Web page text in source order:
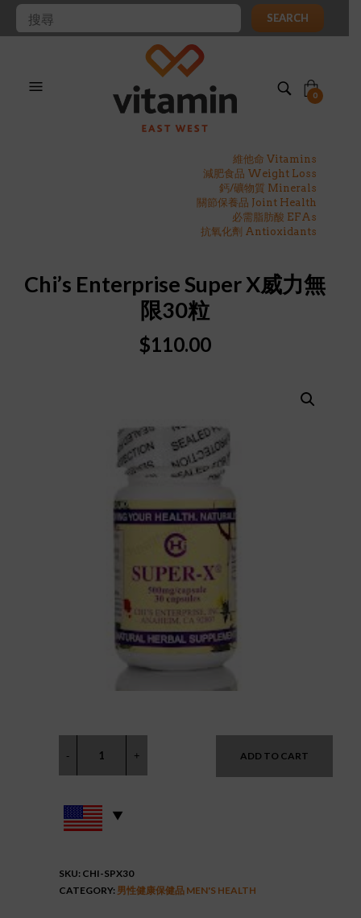
SEARCH
0
維他命 Vitamins
減肥食品 Weight Loss
鈣/礦物質 Minerals
關節保養品 Joint Health
必需脂肪酸 EFAs
抗氧化劑 Antioxidants
Chi’s Enterprise Super X威力無
限30粒
$110.00
ADD TO CART
SKU: CHI-SPX30
CATEGORY: 男性健康保健品 MEN'S HEALTH